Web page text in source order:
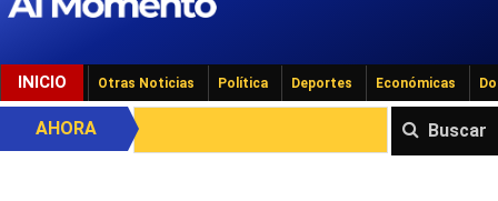
INICIO Otras Noticias Política Deportes Económicas
Buscar
AHORA